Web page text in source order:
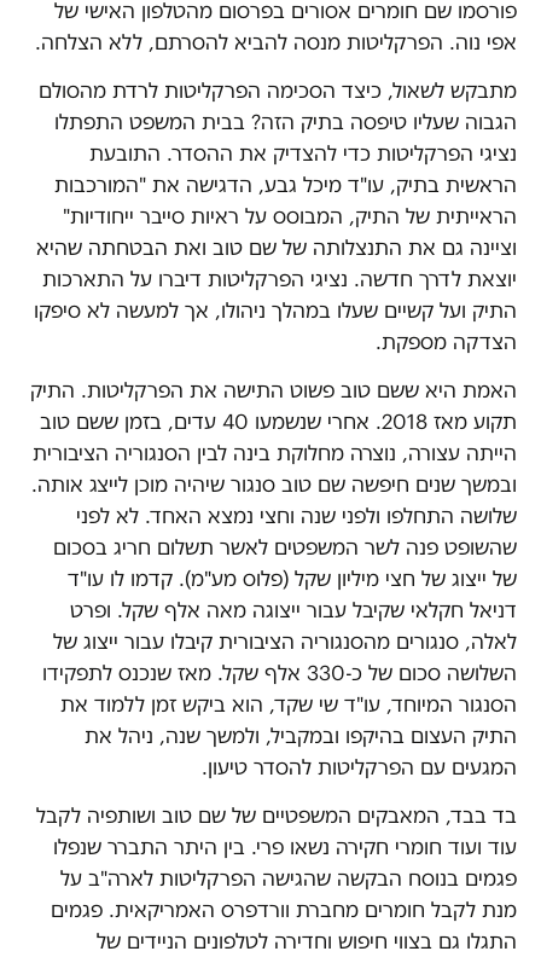
פורסמו שם חומרים אסורים בפרסום מהטלפון האישי של
אפי נוה. הפרקליטות מנסה להביא להסרתם, ללא הצלחה.
מתבקש לשאול, כיצד הסכימה הפרקליטות לרדת מהסולם
הגבוה שעליו טיפסה בתיק הזה? בבית המשפט התפתלו
נציגי הפרקליטות כדי להצדיק את ההסדר. התובעת
הראשית בתיק, עו"ד מיכל גבע, הדגישה את "המורכבות
הראייתית של התיק, המבוסס על ראיות סייבר ייחודיות"
וציינה גם את התנצלותה של שם טוב ואת הבטחתה שהיא
יוצאת לדרך חדשה. נציגי הפרקליטות דיברו על התארכות
התיק ועל קשיים שעלו במהלך ניהולו, אך למעשה לא סיפקו
הצדקה מספקת.
האמת היא ששם טוב פשוט התישה את הפרקליטות. התיק
תקוע מאז 2018. אחרי שנשמעו 40 עדים, בזמן ששם טוב
הייתה עצורה, נוצרה מחלוקת בינה לבין הסנגוריה הציבורית
ובמשך שנים חיפשה שם טוב סנגור שיהיה מוכן לייצג אותה.
שלושה התחלפו ולפני שנה וחצי נמצא האחד. לא לפני
שהשופט פנה לשר המשפטים לאשר תשלום חריג בסכום
של ייצוג של חצי מיליון שקל (פלוס מע"מ). קדמו לו עו"ד
דניאל חקלאי שקיבל עבור ייצוגה מאה אלף שקל. ופרט
לאלה, סנגורים מהסנגוריה הציבורית קיבלו עבור ייצוג של
השלושה סכום של כ-330 אלף שקל. מאז שנכנס לתפקידו
הסנגור המיוחד, עו"ד שי שקד, הוא ביקש זמן ללמוד את
התיק העצום בהיקפו ובמקביל, ולמשך שנה, ניהל את
המגעים עם הפרקליטות להסדר טיעון.
בד בבד, המאבקים המשפטיים של שם טוב ושותפיה לקבל
עוד ועוד חומרי חקירה נשאו פרי. בין היתר התברר שנפלו
פגמים בנוסח הבקשה שהגישה הפרקליטות לארה"ב על
מנת לקבל חומרים מחברת וורדפרס האמריקאית. פגמים
התגלו גם בצווי חיפוש וחדירה לטלפונים הניידים של